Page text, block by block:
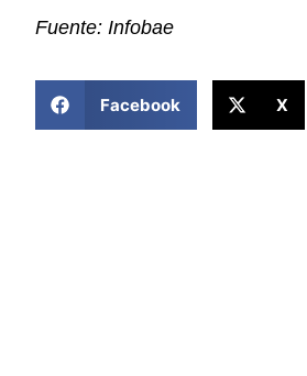
Fuente: Infobae
Facebook X